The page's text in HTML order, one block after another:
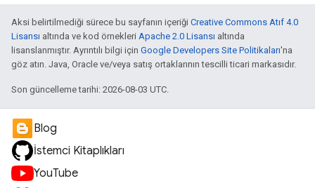
Aksi belirtilmediği sürece bu sayfanın içeriği Creative Commons Atıf 4.0
Lisansı altında ve kod örnekleri Apache 2.0 Lisansı altında
lisanslanmıştır. Ayrıntılı bilgi için Google Developers Site Politikaları'na
göz atın. Java, Oracle ve/veya satış ortaklarının tescilli ticari markasıdır.
Son güncelleme tarihi: 2026-08-03 UTC.
Blog
İstemci Kitaplıkları
YouTube